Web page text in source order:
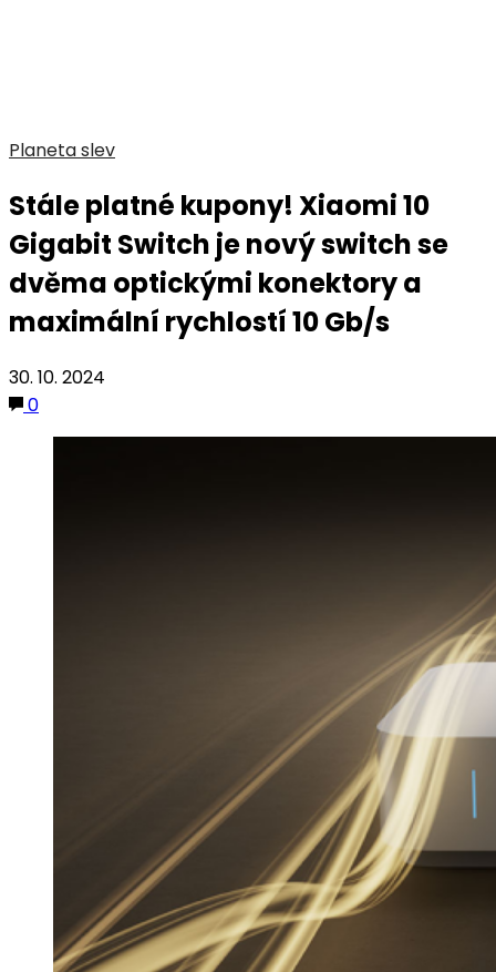
Planeta slev
Stále platné kupony! Xiaomi 10
Gigabit Switch je nový switch se
dvěma optickými konektory a
maximální rychlostí 10 Gb/s
30. 10. 2024
0